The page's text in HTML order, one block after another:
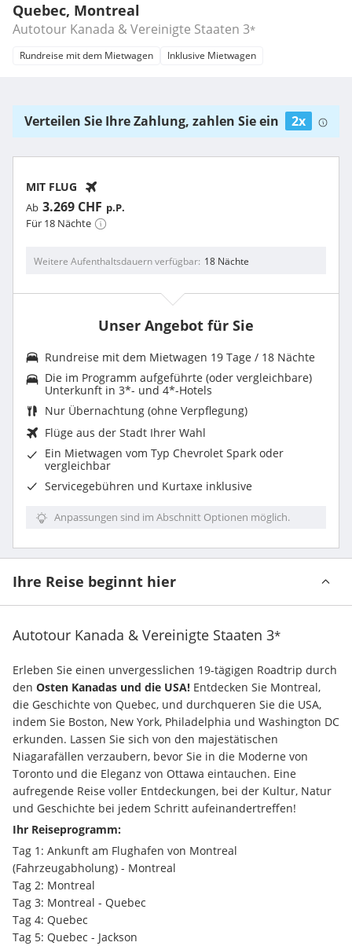
Quebec, Montreal
Autotour Kanada & Vereinigte Staaten 3*
Rundreise mit dem Mietwagen Inklusive Mietwagen
Verteilen Sie Ihre Zahlung, zahlen Sie ein 2x
MIT FLUG
Ab 3.269 CHF p.P.
Für 18 Nächte
Weitere Aufenthaltsdauern verfügbar 18 Nächte
Unser Angebot für Sie
Rundreise mit dem Mietwagen 19 Tage / 18 Nächte
Die im Programm aufgeführte (oder vergleichbare)
Unterkunft in 3*- und 4*-Hotels
Nur Übernachtung (ohne Verpflegung)
Flüge aus der Stadt Ihrer Wahl
Ein Mietwagen vom Typ Chevrolet Spark oder
vergleichbar
Servicegebühren und Kurtaxe inklusive
Anpassungen sind im Abschnitt Optionen möglich.
Ihre Reise beginnt hier
Autotour Kanada & Vereinigte Staaten 3*
Erleben Sie einen unvergesslichen 19-tägigen Roadtrip durch
den Osten Kanadas und die USA! Entdecken Sie Montreal,
die Geschichte von Quebec, und durchqueren Sie die USA,
indem Sie Boston, New York, Philadelphia und Washington DC
erkunden. Lassen Sie sich von den majestätischen
Niagarafällen verzaubern, bevor Sie in die Moderne von
Toronto und die Eleganz von Ottawa eintauchen. Eine
aufregende Reise voller Entdeckungen, bei der Kultur, Natur
und Geschichte bei jedem Schritt aufeinandertreffen!
Ihr Reiseprogramm:
Tag 1: Ankunft am Flughafen von Montreal
(Fahrzeugabholung) - Montreal
Tag 2: Montreal
Tag 3: Montreal - Quebec
Tag 4: Quebec
Tag 5: Quebec - Jackson